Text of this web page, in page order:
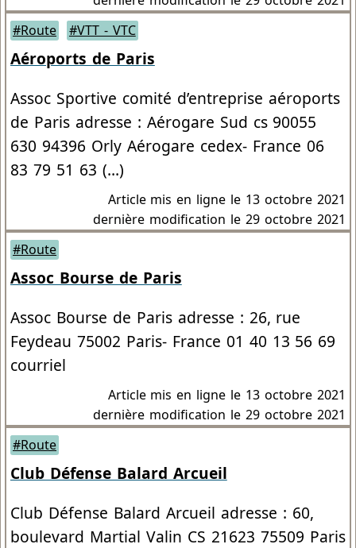
#Route
#VTT - VTC
Aéroports de Paris
Assoc Sportive comité d’entreprise aéroports
de Paris adresse : Aérogare Sud cs 90055
630 94396 Orly Aérogare cedex- France 06
83 79 51 63 (…)
Article mis en ligne le 13 octobre 2021
dernière modification le 29 octobre 2021
#Route
Assoc Bourse de Paris
Assoc Bourse de Paris adresse : 26, rue
Feydeau 75002 Paris- France 01 40 13 56 69
courriel
Article mis en ligne le 13 octobre 2021
dernière modification le 29 octobre 2021
#Route
Club Défense Balard Arcueil
Club Défense Balard Arcueil adresse : 60,
boulevard Martial Valin CS 21623 75509 Paris